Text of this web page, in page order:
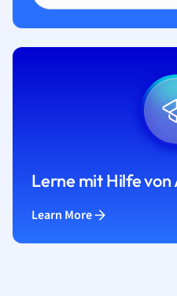
Lerne mit Hilfe von
Learn More